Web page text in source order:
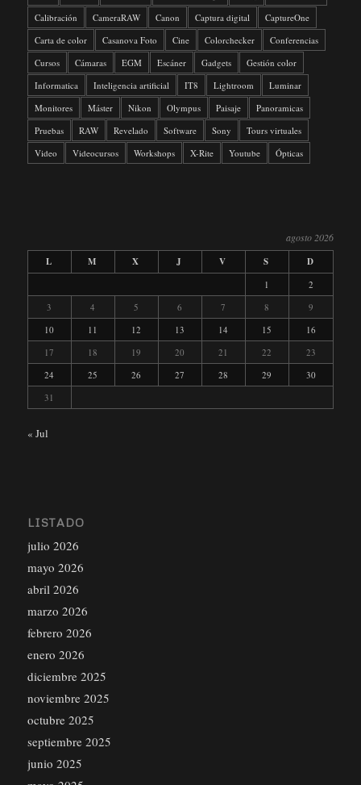
Calibración
CameraRAW Canon Captura digital
CaptureOne
Carta de color
Casanova Foto Cine Colorchecker
Conferencias
Cursos
Cámaras EGM Escáner Gadgets
Gestión color
Informatica
Inteligencia artificial IT8 Lightroom
Luminar
Monitores
Máster Nikon Olympus Paisaje
Panoramicas
Pruebas
RAW Revelado Software Sony
Tours virtuales
Video
Videocursos Workshops X-Rite Youtube Ópticas
agosto 2026
L
M X J V S D
1
2
3
4 5 6 7 8
9
10
11 12 13 14 15
16
17
18 19 20 21 22
23
24
25 26 27 28 29
30
31
« Jul
LISTADO
julio 2026
mayo 2026
abril 2026
marzo 2026
febrero 2026
enero 2026
diciembre 2025
noviembre 2025
octubre 2025
septiembre 2025
junio 2025